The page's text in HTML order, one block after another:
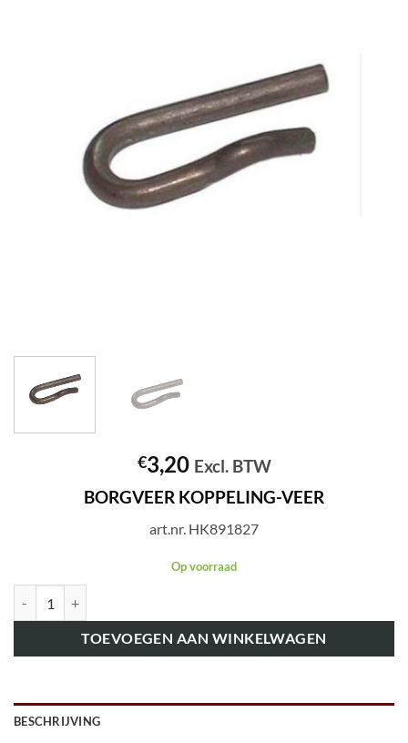
€3,20 Excl. BTW
BORGVEER KOPPELING-VEER
art.nr. HK891827
Op voorraad
TOEVOEGEN AAN WINKELWAGEN
BESCHRIJVING